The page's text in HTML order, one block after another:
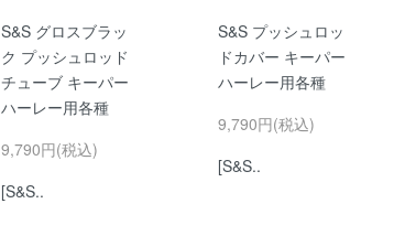
S&S グロスブラッ
ク プッシュロッド
チューブ キーパー
ハーレー用各種
9,790円(税込)
[S&S..
S&S プッシュロッ
ドカバー キーパー
ハーレー用各種
9,790円(税込)
[S&S..